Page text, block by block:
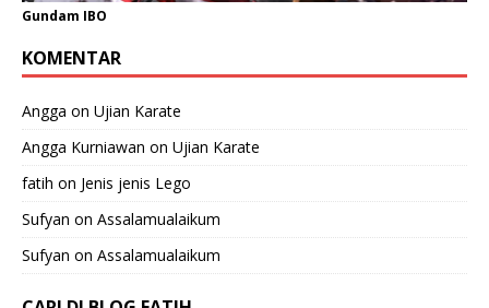
Gundam IBO
KOMENTAR
Angga on Ujian Karate
Angga Kurniawan on Ujian Karate
fatih on Jenis jenis Lego
Sufyan on Assalamualaikum
Sufyan on Assalamualaikum